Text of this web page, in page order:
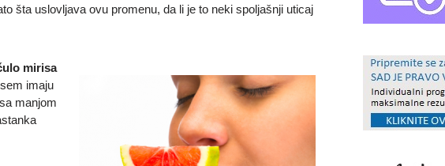
šta uslovljava ovu promenu, da li je to neki spoljašnji uticaj
mirisa
imaju
manjom